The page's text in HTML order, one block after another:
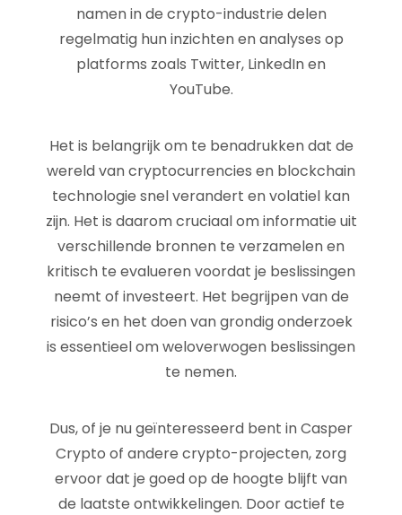
namen in de crypto-industrie delen
regelmatig hun inzichten en analyses op
platforms zoals Twitter, LinkedIn en
YouTube.
Het is belangrijk om te benadrukken dat de
wereld van cryptocurrencies en blockchain
technologie snel verandert en volatiel kan
zijn. Het is daarom cruciaal om informatie uit
verschillende bronnen te verzamelen en
kritisch te evalueren voordat je beslissingen
neemt of investeert. Het begrijpen van de
risico’s en het doen van grondig onderzoek
is essentieel om weloverwogen beslissingen
te nemen.
Dus, of je nu geïnteresseerd bent in Casper
Crypto of andere crypto-projecten, zorg
ervoor dat je goed op de hoogte blijft van
de laatste ontwikkelingen. Door actief te